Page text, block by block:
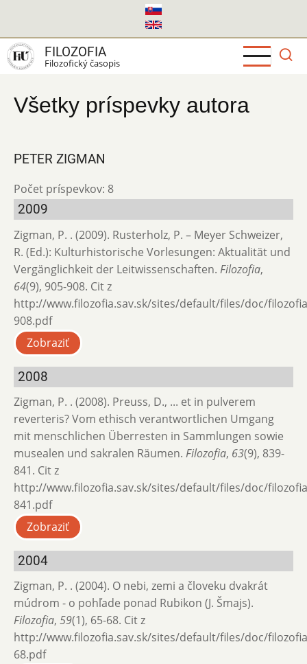
hlavný
obsah
FILOZOFIA
Filozofický časopis
Všetky príspevky autora
PETER ZIGMAN
Počet príspevkov: 8
2009
Zigman, P. . (2009). Rusterholz, P. – Meyer Schweizer,
R. (Ed.): Kulturhistorische Vorlesungen: Aktualität und
Vergänglichkeit der Leitwissenschaften. Filozofia,
64(9), 905-908. Cit z
http://www.filozofia.sav.sk/sites/default/files/doc/
908.pdf
Zobraziť
2008
Zigman, P. . (2008). Preuss, D., ... et in pulverem
reverteris? Vom ethisch verantwortlichen Umgang
mit menschlichen Überresten in Sammlungen sowie
musealen und sakralen Räumen. Filozofia, 63(9), 839-
841. Cit z
http://www.filozofia.sav.sk/sites/default/files/doc/
841.pdf
Zobraziť
2004
Zigman, P. . (2004). O nebi, zemi a človeku dvakrát
múdrom - o pohľade ponad Rubikon (J. Šmajs).
Filozofia, 59(1), 65-68. Cit z
http://www.filozofia.sav.sk/sites/default/files/doc/
68.pdf